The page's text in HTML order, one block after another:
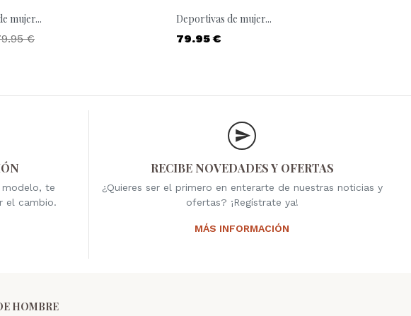
mujer...
base
€
Deportivas de mujer...
Precio
79.95 €
te
el cambio.
RECIBE NOVEDADES Y OFERTAS
¿Quieres ser el primero en enterarte de nuestras noticias y
ofertas? ¡Regístrate ya!
MÁS INFORMACIÓN
HOMBRE